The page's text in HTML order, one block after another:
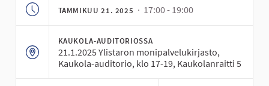
TAMMIKUU 21. 2025 · 17:00 - 19:00
KAUKOLA-AUDITORIOSSA
21.1.2025 Ylistaron monipalvelukirjasto,
Kaukola-auditorio, klo 17-19, Kaukolanraitti 5